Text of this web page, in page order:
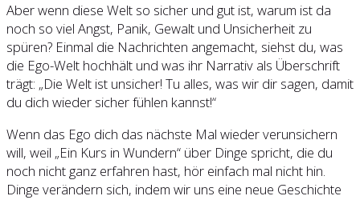
Aber wenn diese Welt so sicher und gut ist, warum ist da
noch so viel Angst, Panik, Gewalt und Unsicherheit zu
spüren? Einmal die Nachrichten angemacht, siehst du, was
die Ego-Welt hochhält und was ihr Narrativ als Überschrift
trägt: „Die Welt ist unsicher! Tu alles, was wir dir sagen, damit
du dich wieder sicher fühlen kannst!“
Wenn das Ego dich das nächste Mal wieder verunsichern
will, weil „Ein Kurs in Wundern“ über Dinge spricht, die du
noch nicht ganz erfahren hast, hör einfach mal nicht hin.
Dinge verändern sich, indem wir uns eine neue Geschichte